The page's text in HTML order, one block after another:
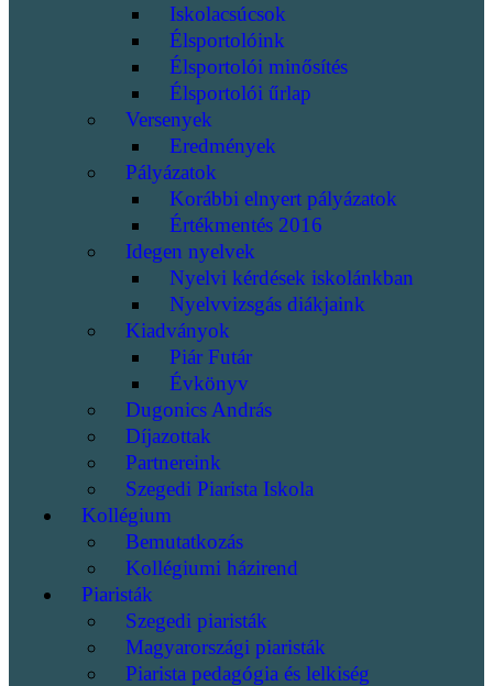
Iskolacsúcsok
Élsportolóink
Élsportolói minősítés
Élsportolói űrlap
Versenyek
Eredmények
Pályázatok
Korábbi elnyert pályázatok
Értékmentés 2016
Idegen nyelvek
Nyelvi kérdések iskolánkban
Nyelvvizsgás diákjaink
Kiadványok
Piár Futár
Évkönyv
Dugonics András
Díjazottak
Partnereink
Szegedi Piarista Iskola
Kollégium
Bemutatkozás
Kollégiumi házirend
Piaristák
Szegedi piaristák
Magyarországi piaristák
Piarista pedagógia és lelkiség